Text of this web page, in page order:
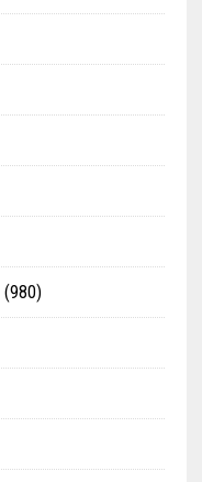
(980)